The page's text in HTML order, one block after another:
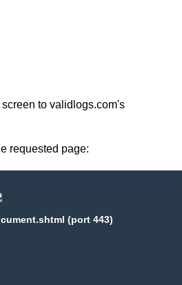
to validlogs.com's
requested page:
(port 443)